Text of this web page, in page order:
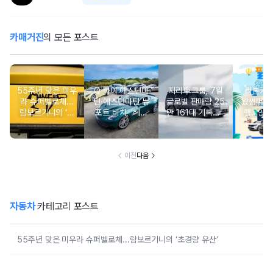
카매거진의 모든 포스트
55주년 맞은 미우
라 슈퍼벨로체...
람보르기니의 ‘초
경량 유산’
Q 바이 애스턴마
틴·애스턴마틴 뉴
포트 비치, ‘헤리
티지 에디션 컬렉
션’ 공개
지리車그룹, 7월
글로벌 판매량 25
만 161대 기록…5
개월 연속 증가세
리본카,
왔썸머’
행…인
증중고
이전다음
자동차카테고리 포스트
55주년 맞은 미우라 슈퍼벨로체...람보르기니의 ‘초경량 유산’